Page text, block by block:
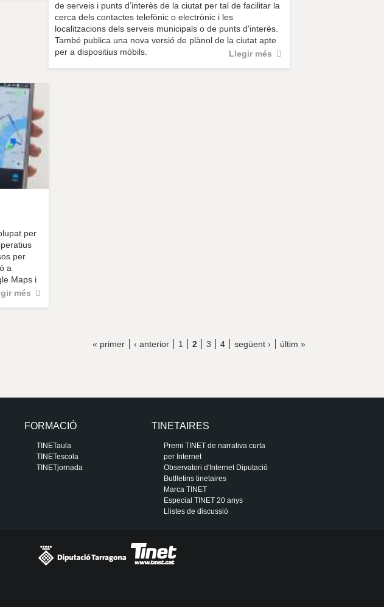
de serveis i punts d’interès de la ciutat per tal de facilitar la
cerca dels contactes telefònic o electrònic i les
localitzacions dels serveis municipals o de punts d'interès.
També publica una nova versió de plànol de la ciutat apte
per a dispositius mòbils.
Llegir més
per
per
a
Maps i
més
« primer ‹ anterior 1 2 3 4 següent › últim »
FORMACIÓ
TINETaula
TINETescola
TINETjornada
TINETAIRES
Premi TINET de narrativa curta
per Internet
Observatori d'Internet Diputació
Butlletins tinetaires
Marca TINET
Especial TINET 20 anys
Llistes de discussió